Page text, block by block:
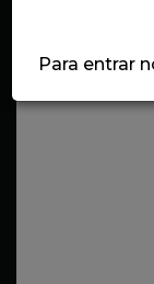
Para entrar